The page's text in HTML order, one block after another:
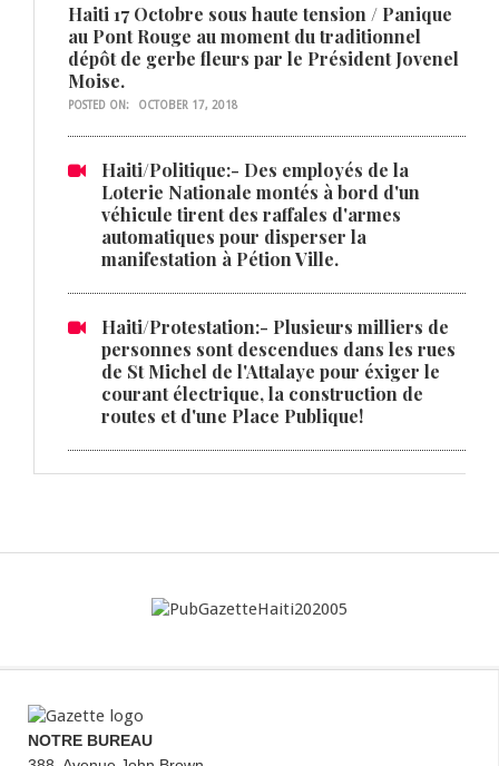
Haiti 17 Octobre sous haute tension / Panique
au Pont Rouge au moment du traditionnel
dépôt de gerbe fleurs par le Président Jovenel
Moise.
POSTED ON: OCTOBER 17, 2018
Haiti/Politique:- Des employés de la
Loterie Nationale montés à bord d'un
véhicule tirent des raffales d'armes
automatiques pour disperser la
manifestation à Pétion Ville.
Haiti/Protestation:- Plusieurs milliers de
personnes sont descendues dans les rues
de St Michel de l'Attalaye pour éxiger le
courant électrique, la construction de
routes et d'une Place Publique!
NOTRE BUREAU